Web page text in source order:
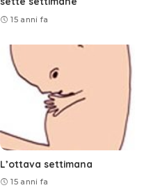
15 anni fa
L’ottava settimana
15 anni fa